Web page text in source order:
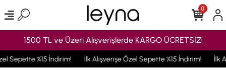
1500 TL ve Üzeri Alışverişlerde KARGO ÜCRETSİZ!
Sepette %15 İndirim! İlk Alışverişe Özel Sepette %15 İndirim! İlk
0